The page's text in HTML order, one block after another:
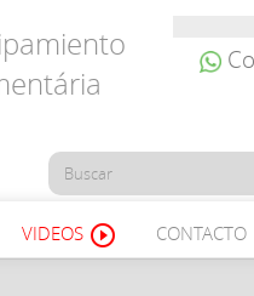
VIDEOS play_circle_outline CONTACTO